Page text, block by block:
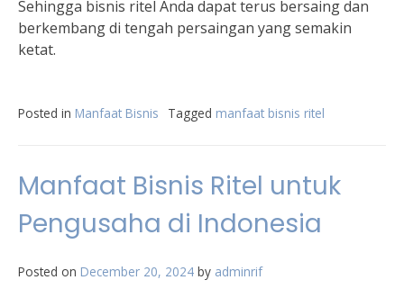
Sehingga bisnis ritel Anda dapat terus bersaing dan
berkembang di tengah persaingan yang semakin
ketat.
Posted in Manfaat Bisnis Tagged manfaat bisnis ritel
Manfaat Bisnis Ritel untuk
Pengusaha di Indonesia
Posted on December 20, 2024 by adminrif